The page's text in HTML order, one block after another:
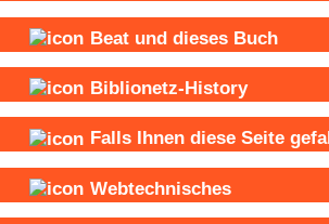
Beat und dieses Buch
Biblionetz-History
Falls Ihnen diese Seite
Webtechnisches